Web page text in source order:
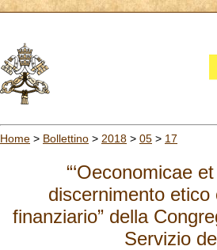
Home > Bollettino > 2018 > 05 > 17
“‘Oeconomicae
discernimento etico
finanziario” della
Servizio